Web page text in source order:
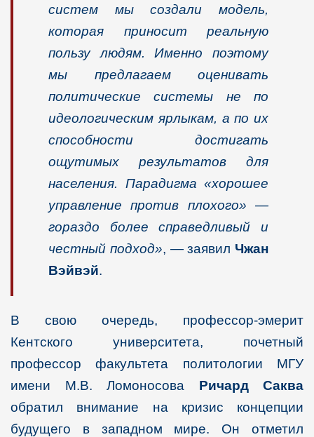
систем мы создали модель,
которая приносит реальную
пользулюдям. Именно поэтому
мы предлагаем оценивать
политические системы не по
идеологическим ярлыкам, а по их
способности достигать
ощутимых результатов для
населения. Парадигма «хорошее
управление против плохого» —
гораздо более справедливый и
честный подход», — заявил Чжан
Вэйвэй.
В свою очередь, профессор-эмерит
Кентского университета, почетный
профессор факультета политологии МГУ
имени М.В. Ломоносова Ричард Саква
обратил внимание на кризис концепции
будущего в западном мире. Он отметил